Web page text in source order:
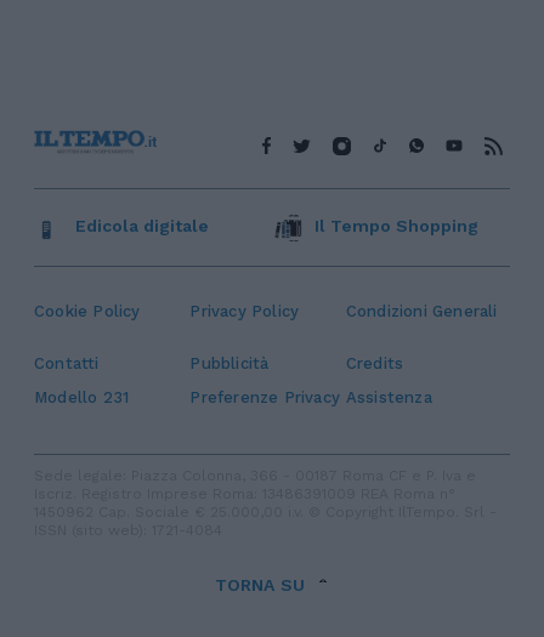
Cookie Policy Privacy Policy Condizioni Generali
Contatti Pubblicità
Credits
Modello 231
Preferenze Privacy Assistenza
Edicola digitale Il Tempo Shopping
TORNA SU